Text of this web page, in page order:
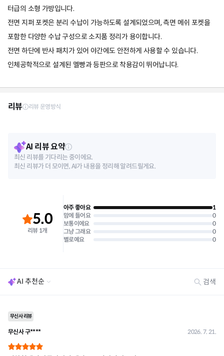
터급의 소형 가방입니다.
전면 지퍼 포켓은 분리 수납이 가능하도록 설계되었으며, 측면 메쉬 포켓을
포함한 다양한 수납 구성으로 소지품 정리가 용이합니다.
전면 하단에 반사 패치가 있어 야간에도 안전하게 사용할 수 있습니다.
인체공학적으로 설계된 멜빵과 등판으로 착용감이 뛰어납니다.